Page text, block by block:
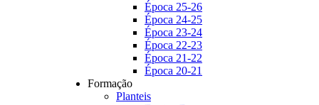
Época 25-26
Época 24-25
Época 23-24
Época 22-23
Época 21-22
Época 20-21
Formação
Planteis